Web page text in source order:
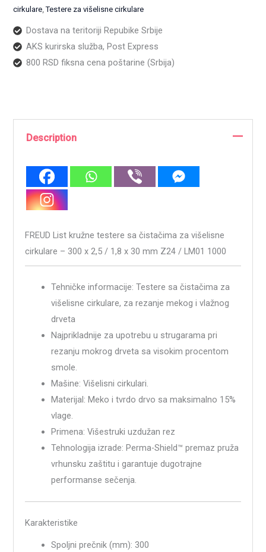
cirkulare ,Testere za višelisne cirkulare
Dostava na teritoriji Repubike Srbije
AKS kurirska služba, Post Express
800 RSD fiksna cena poštarine (Srbija)
Description
FREUD List kružne testere sa čistačima za višelisne
cirkulare – 300 x 2,5 / 1,8 x 30 mm Z24 / LM01 1000
Tehničke informacije: Testere sa čistačima za
višelisne cirkulare, za rezanje mekog i vlažnog
drveta
Najprikladnije za upotrebu u strugarama pri
rezanju mokrog drveta sa visokim procentom
smole.
Mašine: Višelisni cirkulari.
Materijal: Meko i tvrdo drvo sa maksimalno 15%
vlage.
Primena: Višestruki uzdužan rez
Tehnologija izrade: Perma-Shield™ premaz pruža
vrhunsku zaštitu i garantuje dugotrajne
performanse sečenja.
Karakteristike
Spoljni prečnik (mm): 300